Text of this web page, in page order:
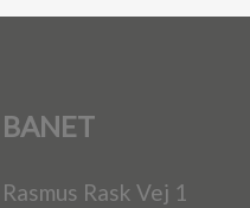
BANET
Rasmus Rask Vej 1